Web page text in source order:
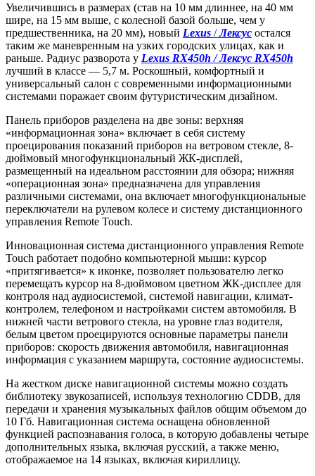
Увеличившись в размерах (став на 10 мм длиннее, на 40 мм
шире, на 15 мм выше, с колесной базой больше, чем у
предшественника, на 20 мм), новый Lexus /Лексус остался
таким же маневренным на узких городских улицах, как и
раньше. Радиус разворота у Lexus RX450h / Лексус RX450h
лучший в классе — 5,7 м. Роскошный, комфортный и
универсальный салон с современными информационными
системами поражает своим футуристическим дизайном.
Панель приборов разделена на две зоны: верхняя
«информационная зона» включает в себя систему
проецирования показаний приборов на ветровом стекле, 8-
дюймовый многофункциональный ЖК-дисплей,
размещенный на идеальном расстоянии для обзора; нижняя
«операционная зона» предназначена для управления
различными системами, она включает многофункциональные
переключатели на рулевом колесе и систему дистанционного
управления Remote Touch.
Инновационная система дистанционного управления Remote
Touch работает подобно компьютерной мыши: курсор
«притягивается» к иконке, позволяет пользователю легко
перемещать курсор на 8-дюймовом цветном ЖК-дисплее для
контроля над аудиосистемой, системой навигации, климат-
контролем, телефоном и настройками систем автомобиля. В
нижней части ветрового стекла, на уровне глаз водителя,
белым цветом проецируются основные параметры панели
приборов: скорость движения автомобиля, навигационная
информация с указанием маршрута, состояние аудиосистемы.
На жестком диске навигационной системы можно создать
библиотеку звукозаписей, используя технологию CDDB, для
передачи и хранения музыкальных файлов общим объемом до
10 Гб. Навигационная система оснащена обновленной
функцией распознавания голоса, в которую добавлены четыре
дополнительных языка, включая русский, а также меню,
отображаемое на 14 языках, включая кириллицу.